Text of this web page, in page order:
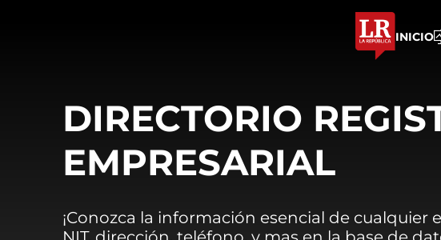
INICIO
DIRECTORIO
EMPRESARIAL
¡Conozca la información esencial de